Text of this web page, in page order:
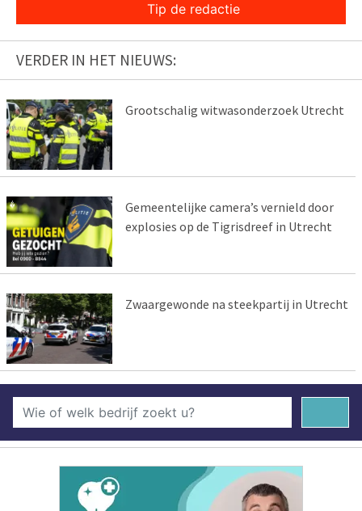
Tip de redactie
VERDER IN HET NIEUWS:
Grootschalig witwasonderzoek Utrecht
Gemeentelijke camera’s vernield door
explosies op de Tigrisdreef in Utrecht
Zwaargewonde na steekpartij in Utrecht